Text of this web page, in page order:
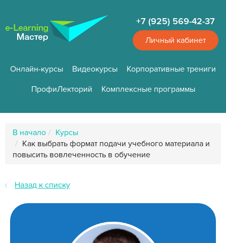
основному
содержанию
+7 (925) 569-42-37
Личный кабинет
Онлайн-курсы Видеокурсы
Корпоративные трениги
ПрофиЛекторий
Комплексные программы
ПутьВ начало
Курсы
Как выбрать формат подачи учебного материала и
повысить вовлеченность в обучение
Назад к списку